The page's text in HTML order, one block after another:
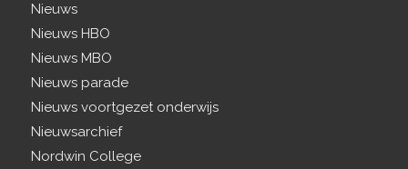
Nieuws
Nieuws HBO
Nieuws MBO
Nieuws parade
Nieuws voortgezet onderwijs
Nieuwsarchief
Nordwin College